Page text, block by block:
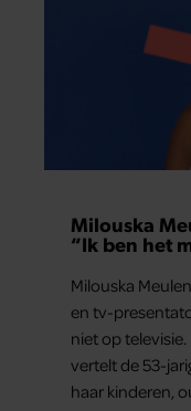
Milouska
“Ik ben het
Milouska
en tv-
niet op
vertelt de 53-
haar kinderen,